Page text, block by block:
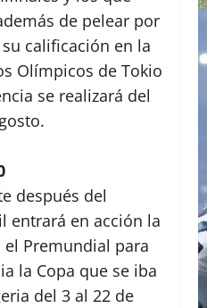
de pelear por
calificación en la
Olímpicos de Tokio
se realizará del
después del
entrará en acción la
el Premundial para
la Copa que se iba
del 3 al 22 de